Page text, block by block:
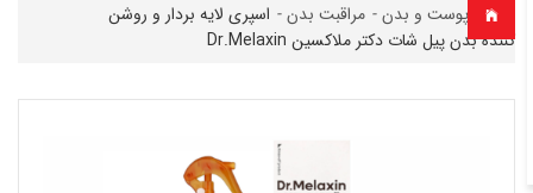
خانه پوست و بدن - مراقبت بدن - اسپری لایه بردار و روشن
کننده بدن پیل شات دکتر ملاکسین Dr.Melaxin